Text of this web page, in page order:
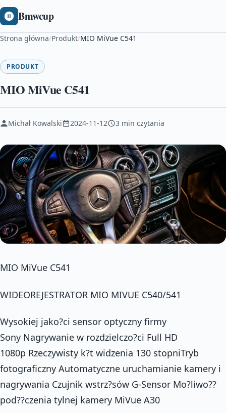
Bmwcup
Strona główna/Produkt/MIO MiVue C541
PRODUKT
MIO MiVue C541
Michał Kowalski 2024-11-12 3 min czytania
MIO MiVue C541
WIDEOREJESTRATOR MIO MIVUE C540/541
Wysokiej jako?ci sensor optyczny firmy
Sony Nagrywanie w rozdzielczo?ci Full HD
1080p Rzeczywisty k?t widzenia 130 stopniTryb
fotograficzny Automatyczne uruchamianie kamery i
nagrywania Czujnik wstrz?sów G-Sensor Mo?liwo??
pod??czenia tylnej kamery MiVue A30